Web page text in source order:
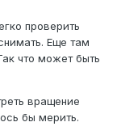
проверить
Еще там
что может быть
вращение
бы мерить.